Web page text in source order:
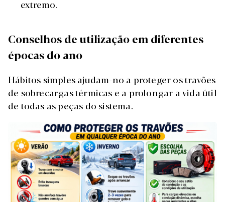
extremo.
Conselhos de utilização em diferentes
épocas do ano
Hábitos simples ajudam-no a proteger os travões
de sobrecargas térmicas e a prolongar a vida útil
de todas as peças do sistema.